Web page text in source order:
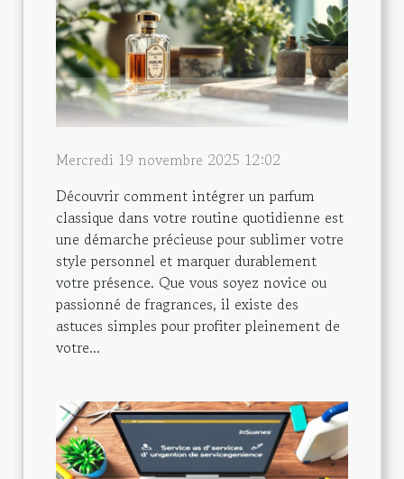
Mercredi 19 novembre 2025 12:02
Découvrir comment intégrer un parfum
classique dans votre routine quotidienne est
une démarche précieuse pour sublimer votre
style personnel et marquer durablement
votre présence. Que vous soyez novice ou
passionné de fragrances, il existe des
astuces simples pour profiter pleinement de
votre...